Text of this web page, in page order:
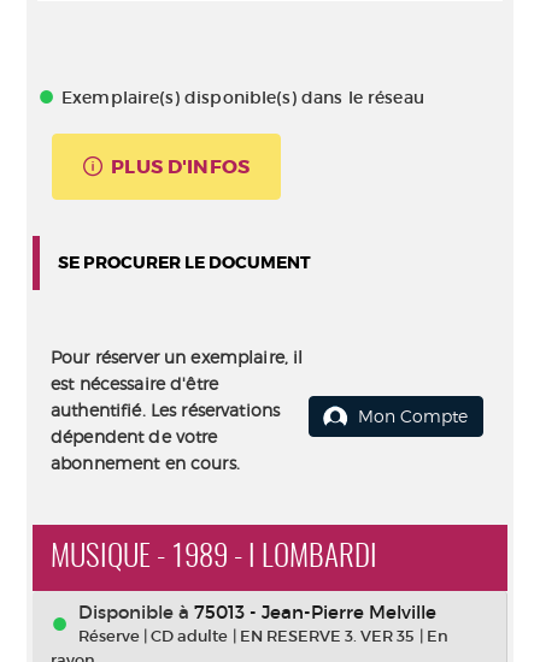
Exemplaire(s) disponible(s) dans le réseau
PLUS D'INFOS
SE PROCURER LE DOCUMENT
Pour réserver un exemplaire, il
est nécessaire d'être
authentifié. Les réservations
dépendent de votre
abonnement en cours.
Mon Compte
MUSIQUE - 1989 - I LOMBARDI
Disponible à 75013 - Jean-Pierre Melville
Réserve |CD adulte | EN RESERVE 3. VER 35 | En